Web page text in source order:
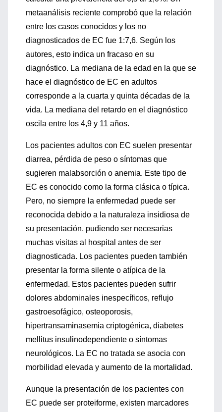
metaanálisis reciente comprobó que la relación
entre los casos conocidos y los no
diagnosticados de EC fue 1:7,6. Según los
autores, esto indica un fracaso en su
diagnóstico. La mediana de la edad en la que se
hace el diagnóstico de EC en adultos
corresponde a la cuarta y quinta décadas de la
vida. La mediana del retardo en el diagnóstico
oscila entre los 4,9 y 11 años.
Los pacientes adultos con EC suelen presentar
diarrea, pérdida de peso o síntomas que
sugieren malabsorción o anemia. Este tipo de
EC es conocido como la forma clásica o típica.
Pero, no siempre la enfermedad puede ser
reconocida debido a la naturaleza insidiosa de
su presentación, pudiendo ser necesarias
muchas visitas al hospital antes de ser
diagnosticada. Los pacientes pueden también
presentar la forma silente o atípica de la
enfermedad. Estos pacientes pueden sufrir
dolores abdominales inespecíficos, reflujo
gastroesofágico, osteoporosis,
hipertransaminasemia criptogénica, diabetes
mellitus insulinodependiente o síntomas
neurológicos. La EC no tratada se asocia con
morbilidad elevada y aumento de la mortalidad.
Aunque la presentación de los pacientes con
EC puede ser proteiforme, existen marcadores